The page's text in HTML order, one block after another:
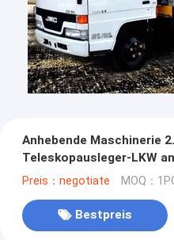
Anhebende Maschinerie
Teleskopausleger-LKW
Verkauf
Preis：negotiate MOQ：
Bestpreis